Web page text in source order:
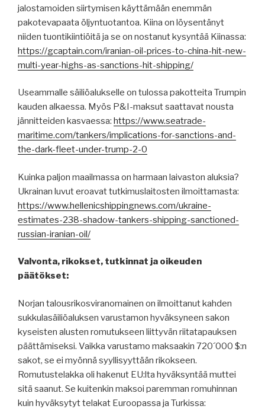
jalostamoiden siirtymisen käyttämään enemmän
pakotevapaata öljyntuotantoa. Kiina on löysentänyt
niiden tuontikiintiöitä ja se on nostanut kysyntää Kiinassa:
https://gcaptain.com/iranian-oil-prices-to-china-hit-new-
multi-year-highs-as-sanctions-hit-shipping/
Useammalle säiliöalukselle on tulossa pakotteita Trumpin
kauden alkaessa. Myös P&I-maksut saattavat nousta
jännitteiden kasvaessa: https://www.seatrade-
maritime.com/tankers/implications-for-sanctions-and-
the-dark-fleet-under-trump-2-0
Kuinka paljon maailmassa on harmaan laivaston aluksia?
Ukrainan luvut eroavat tutkimuslaitosten ilmoittamasta:
https://www.hellenicshippingnews.com/ukraine-
estimates-238-shadow-tankers-shipping-sanctioned-
russian-iranian-oil/
Valvonta, rikokset, tutkinnat ja oikeuden
päätökset:
Norjan talousrikosviranomainen on ilmoittanut kahden
sukkulasäiliöaluksen varustamon hyväksyneen sakon
kyseisten alusten romutukseen liittyvän riitatapauksen
päättämiseksi. Vaikka varustamo maksaakin 720´000 $:n
sakot, se ei myönnä syyllisyyttään rikokseen.
Romutustelakka oli hakenut EU:lta hyväksyntää muttei
sitä saanut. Se kuitenkin maksoi paremman romuhinnan
kuin hyväksytyt telakat Euroopassa ja Turkissa: